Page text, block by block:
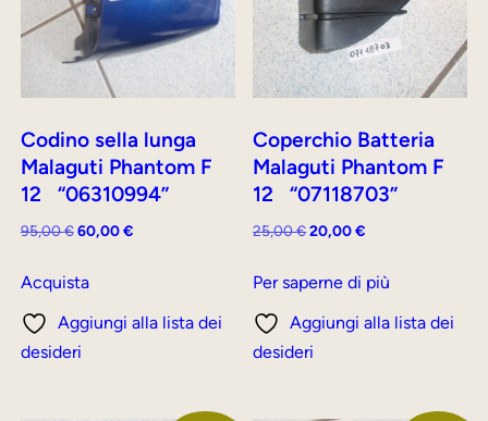
Codino sella lunga
Malaguti Phantom F
12 “06310994”
95,00€ Il
originale
95,00 €.
60,00€Il
60,00 €.
Acquista
Aggiungi alla lista dei
desideri
Coperchio Batteria
Malaguti Phantom F
12 “07118703”
25,00€Il
originale
25,00 €.
20,00€
attuale
20,00 €.
Per saperne di più
Aggiungi alla lista dei
desideri